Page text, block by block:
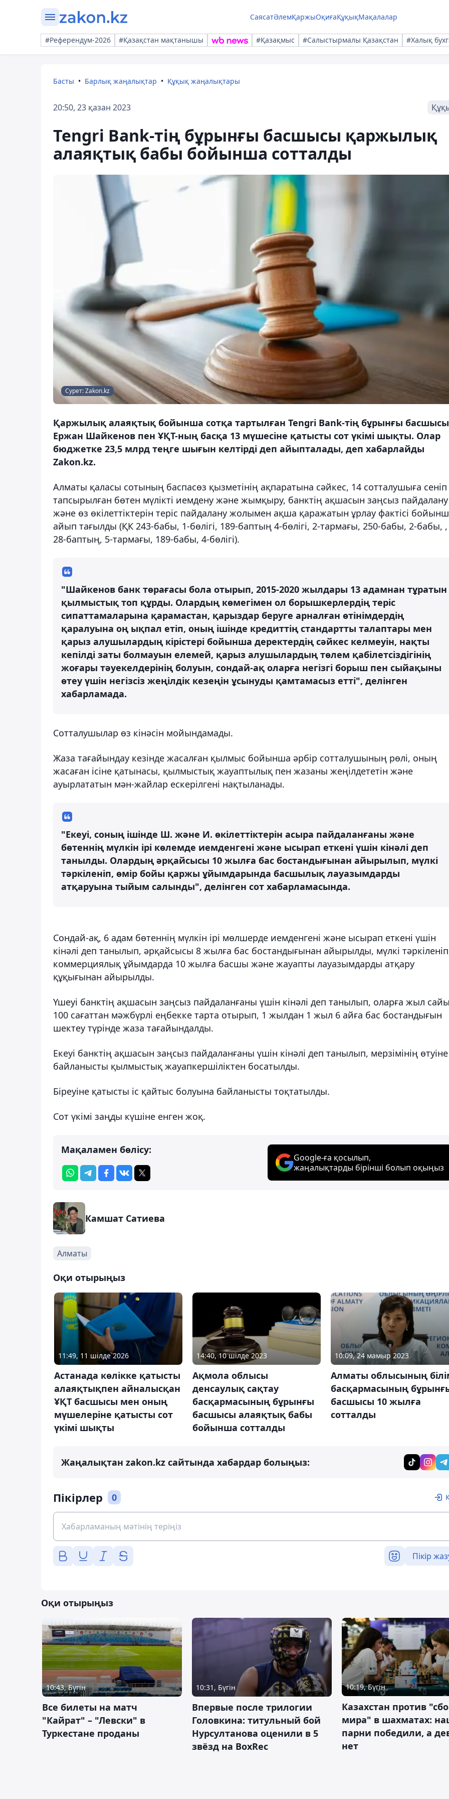
СаясатӘлемҚаржыОқиғаҚұқықМақалалар
#Референдум-2026 #Қазақстан мақтанышы #Қазақмыс #Салыстырмалы Қазақстан #Халық
Басты Барлық жаңалықтар Құқық жаңалықтары
20:50, 23 қазан 2023
Tengri Bank-тің бұрынғы басшысы қаржылық
алаяқтық бабы бойынша сотталды
Сурет: Zakon.kz
Қаржылық алаяқтық бойынша сотқа тартылған Tengri Bank-тің бұрынғы басшысы
Ержан Шайкенов пен ҰҚТ-ның басқа 13 мүшесіне қатысты сот үкімі шықты. Олар
бюджетке 23,5 млрд теңге шығын келтірді деп айыпталады, деп хабарлайды
Zakon.kz.
Алматы қаласы сотының баспасөз қызметінің ақпаратына сәйкес, 14 сотталушыға сеніп
тапсырылған бөтен мүлікті иемдену және жымқыру, банктің ақшасын заңсыз пайдалану
және өз өкілеттіктерін теріс пайдалану жолымен ақша қаражатын ұрлау фактісі
айып тағылды (ҚК 243-бабы, 1-бөлігі, 189-баптың 4-бөлігі, 2-тармағы, 250-бабы, 2-бабы, ,
28-баптың, 5-тармағы, 189-бабы, 4-бөлігі).
"Шайкенов банк төрағасы бола отырып, 2015-2020 жылдары 13 адамнан тұратын
қылмыстық топ құрды. Олардың көмегімен ол борышкерлердің теріс
сипаттамаларына қарамастан, қарыздар беруге арналған өтінімдердің
қаралуына оң ықпал етіп, оның ішінде кредиттің стандартты талаптары мен
қарыз алушылардың кірістері бойынша деректердің сәйкес келмеуін, нақты
кепілді заты болмауын елемей, қарыз алушылардың төлем қабілетсіздігінің
жоғары тәуекелдерінің болуын, сондай-ақ оларға негізгі борыш пен сыйақыны
өтеу үшін негізсіз жеңілдік кезеңін ұсынуды қамтамасыз етті", делінген
хабарламада.
Сотталушылар өз кінәсін мойындамады.
Жаза тағайындау кезінде жасалған қылмыс бойынша әрбір сотталушының рөлі, оның
жасаған ісіне қатынасы, қылмыстық жауаптылық пен жазаны жеңілдететін және
ауырлататын мән-жайлар ескерілгені нақтыланады.
"Екеуі, соның ішінде Ш. және И. өкілеттіктерін асыра пайдаланғаны және
бөтеннің мүлкін ірі көлемде иемденгені және ысырап еткені үшін кінәлі деп
танылды. Олардың әрқайсысы 10 жылға бас бостандығынан айырылып, мүлкі
тәркіленіп, өмір бойы қаржы ұйымдарында басшылық лауазымдарды
атқаруына тыйым салынды", делінген сот хабарламасында.
Сондай-ақ, 6 адам бөтеннің мүлкін ірі мөлшерде иемденгені және ысырап еткені үшін
кінәлі деп танылып, әрқайсысы 8 жылға бас бостандығынан айырылды, мүлкі
коммерциялық ұйымдарда 10 жылға басшы және жауапты лауазымдарды атқару
құқығынан айырылды.
Үшеуі банктің ақшасын заңсыз пайдаланғаны үшін кінәлі деп танылып, оларға жыл
100 сағаттан мәжбүрлі еңбекке тарта отырып, 1 жылдан 1 жыл 6 айға бас бостандығын
шектеу түрінде жаза тағайындалды.
Екеуі банктің ақшасын заңсыз пайдаланғаны үшін кінәлі деп танылып, мерзімінің өтуіне
байланысты қылмыстық жауапкершіліктен босатылды.
Біреуіне қатысты іс қайтыс болуына байланысты тоқтатылды.
Сот үкімі заңды күшіне енген жоқ.
Мақаламен бөлісу:
Google-ға қосылып,
жаңалықтарды бірінші болып оқыңыз
Камшат Сатиева
Алматы
Оқи отырыңыз
11:49, 11 шілде 2026
Астанада көлікке қатысты
алаяқтықпен айналысқан
ҰҚТ басшысы мен оның
мүшелеріне қатысты сот
үкімі шықты
14:40, 10 шілде 2023
Ақмола облысы
денсаулық сақтау
басқармасының бұрынғы
басшысы алаяқтық бабы
бойынша сотталды
10:09, 24 мамыр 2023
Алматы облысының
басқармасының
басшысы 10 жылға
сотталды
Жаңалықтан zakon.kz сайтында хабардар болыңыз:
Пікірлер 0
Пікір
Оқи отырыңыз
10:43, Бүгін
Все билеты на матч
"Кайрат" – "Левски" в
Туркестане проданы
10:31, Бүгін
Впервые после трилогии
Головкина: титульный бой
Нурсултанова оценили в 5
звёзд на BoxRec
10:19, Бүгін
Казахстан против
мира" в шахматах:
парни победили, а
нет